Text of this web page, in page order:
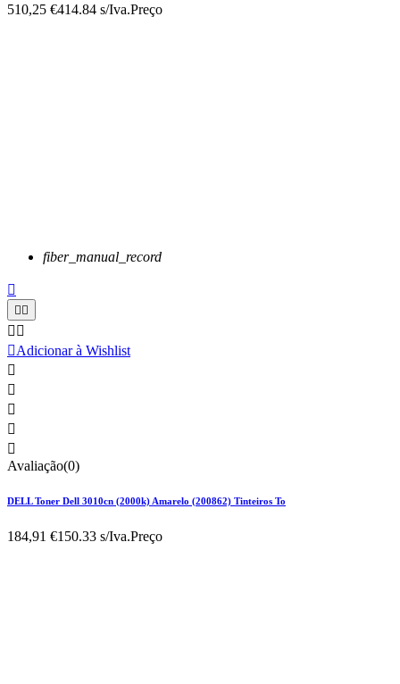
510,25 €414.84 s/Iva.Preço
fiber_manual_record


 
Adicionar à Wishlist





Avaliação(0)
DELL Toner Dell 3010cn (2000k) Amarelo (200862) Tinteiros To
184,91 €150.33 s/Iva.Preço